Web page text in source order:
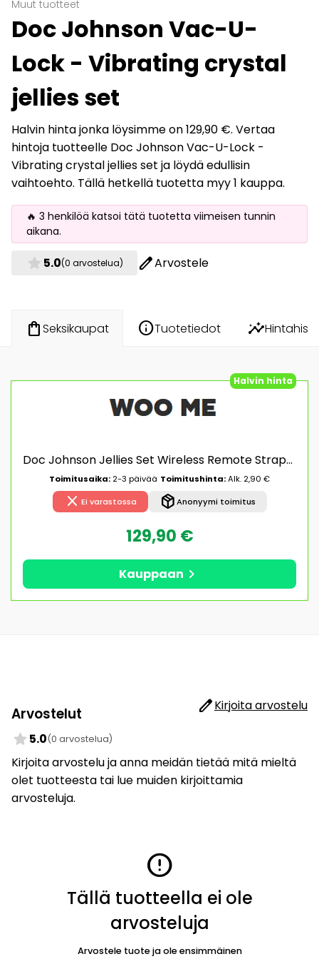
Muut tuotteet
Doc Johnson Vac-U-
Lock - Vibrating crystal
jellies set
Halvin hinta jonka löysimme on 129,90 €. Vertaa
hintoja tuotteelle Doc Johnson Vac-U-Lock -
Vibrating crystal jellies set ja löydä edullisin
vaihtoehto. Tällä hetkellä tuotetta myy 1 kauppa.
🔥 3 henkilöä katsoi tätä tuotetta viimeisen tunnin
aikana.
star 5.0(0 arvostelua) editArvostele
shopping_bagSeksikaupat infoTuotetiedot insights
Halvin hinta
Doc Johnson Jellies Set Wireless Remote Strap-on paketti
Toimitusaika: 2-3 päivää Toimitushinta:Alk. 2,90 €
close Ei varastossa package_2Anonyymi toimitus
129,90 €
Kauppaan chevron_right
Arvostelut editKirjoita arvostelu
star 5.0(0 arvostelua)
Kirjoita arvostelu ja anna meidän tietää mitä mieltä
olet tuotteesta tai lue muiden kirjoittamia
arvosteluja.
error
Tällä tuotteella ei ole
arvosteluja
Arvostele tuote ja ole ensimmäinen